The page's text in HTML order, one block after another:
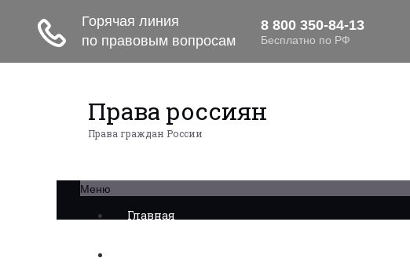
Права россиян
Права граждан России
Меню
Главная